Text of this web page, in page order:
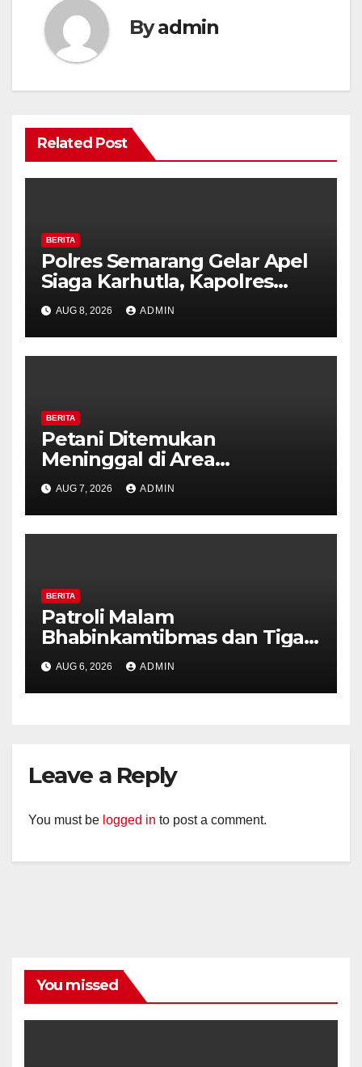
Byadmin
Related Post
BERITA
Polres Semarang Gelar Apel
Siaga Karhutla, Kapolres
Tekankan Sinergi dan
Kesiapsiagaan Hadapi Musim
Kemarau.
AUG 8, 2026 ADMIN
BERITA
Petani Ditemukan
Meninggal di Area
Persawahan Kalibeji, Polisi
Pastikan Tidak Ada Tanda
Kekerasan
AUG 7, 2026 ADMIN
BERITA
Patroli Malam
Bhabinkamtibmas dan Tiga
Pilar Kelurahan Ungaran
Perkuat Kamtibmas, Warga
Diajak Aktifkan Ronda
AUG 6, 2026 ADMIN
Leave a Reply
You must be logged in to post a comment.
You missed